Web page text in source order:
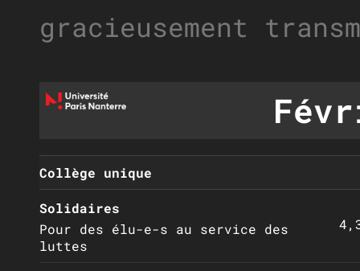
gracieusement
Collège unique
Solidaires
Pour des élu-e-s au service des
luttes